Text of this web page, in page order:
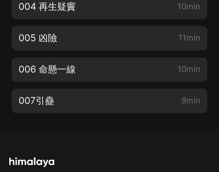
004 再生疑竇 10min
005 凶險 11min
006 命懸一線 10min
007引蠱 9min